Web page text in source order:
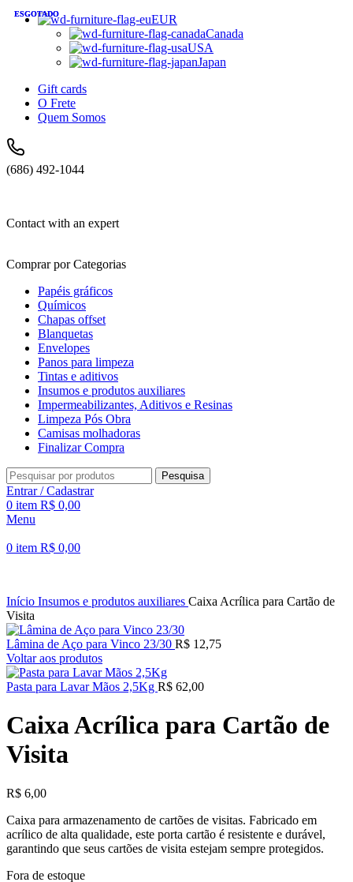
EUR
Canada
USA
Japan
Gift cards
O Frete
Quem Somos
(686) 492-1044
Contact with an expert
Comprar por Categorias
Papéis gráficos
Químicos
Chapas offset
Blanquetas
Envelopes
Panos para limpeza
Tintas e aditivos
Insumos e produtos auxiliares
Impermeabilizantes, Aditivos e Resinas
Limpeza Pós Obra
Camisas molhadoras
Finalizar Compra
Pesquisa
Entrar / Cadastrar
0 item R$ 0,00
Menu
0 item R$ 0,00
ESGOTADO
Início Insumos e produtos auxiliares Caixa Acrílica para Cartão de
Visita
Lâmina de Aço para Vinco 23/30 R$ 12,75
Voltar aos produtos
Pasta para Lavar Mãos 2,5Kg R$ 62,00
Caixa Acrílica para Cartão de
Visita
R$ 6,00
Caixa para armazenamento de cartões de visitas. Fabricado em
acrílico de alta qualidade, este porta cartão é resistente e durável,
garantindo que seus cartões de visita estejam sempre protegidos.
Fora de estoque
ESGOTADO
ESGOTADO